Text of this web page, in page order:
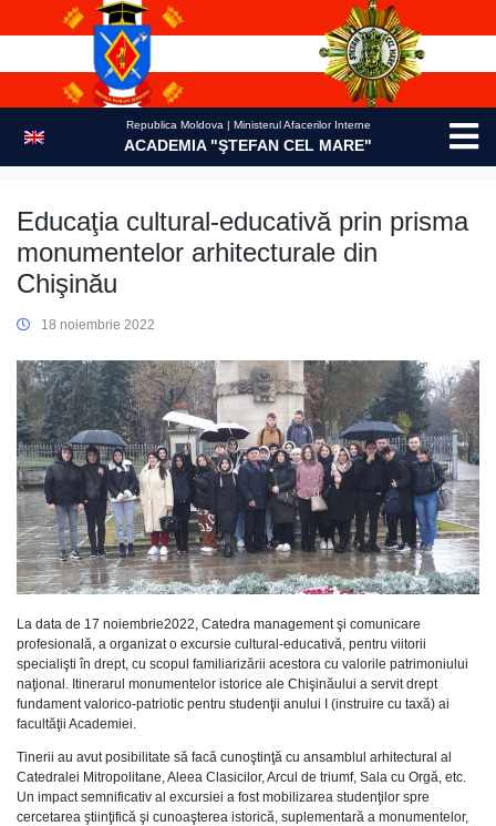
Republica Moldova | Ministerul Afacerilor Interne
ACADEMIA "ŞTEFAN CEL MARE"
Educaţia cultural-educativă prin prisma
monumentelor arhitecturale din
Chişinău
18 noiembrie 2022
La data de 17 noiembrie2022, Catedra management şi comunicare
profesională, a organizat o excursie cultural-educativă, pentru viitorii
specialişti în drept, cu scopul familiarizării acestora cu valorile patrimoniului
naţional. Itinerarul monumentelor istorice ale Chişinăului a servit drept
fundament valorico-patriotic pentru studenţii anului I (instruire cu taxă) ai
facultăţii Academiei.
Tinerii au avut posibilitate să facă cunoştinţă cu ansamblul arhitectural al
Catedralei Mitropolitane, Aleea Clasicilor, Arcul de triumf, Sala cu Orgă, etc.
Un impact semnificativ al excursiei a fost mobilizarea studenţilor spre
cercetarea ştiinţifică şi cunoaşterea istorică, suplementară a monumentelor,